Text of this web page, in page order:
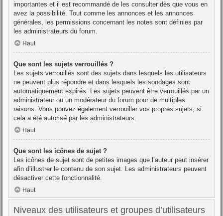
importantes et il est recommandé de les consulter dès que vous en
avez la possibilité. Tout comme les annonces et les annonces
générales, les permissions concernant les notes sont définies par
les administrateurs du forum.
Haut
Que sont les sujets verrouillés ?
Les sujets verrouillés sont des sujets dans lesquels les utilisateurs
ne peuvent plus répondre et dans lesquels les sondages sont
automatiquement expirés. Les sujets peuvent être verrouillés par un
administrateur ou un modérateur du forum pour de multiples
raisons. Vous pouvez également verrouiller vos propres sujets, si
cela a été autorisé par les administrateurs.
Haut
Que sont les icônes de sujet ?
Les icônes de sujet sont de petites images que l’auteur peut insérer
afin d’illustrer le contenu de son sujet. Les administrateurs peuvent
désactiver cette fonctionnalité.
Haut
Niveaux des utilisateurs et groupes d’utilisateurs